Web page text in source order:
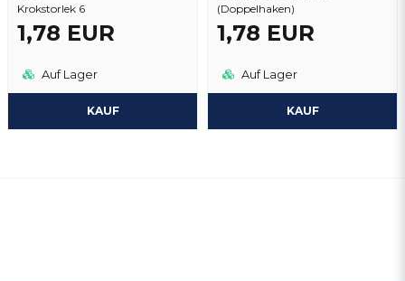
Krokstorlek 6
1,78 EUR
Auf Lager
KAUF
(Doppelhaken)
1,78 EUR
Auf Lager
KAUF